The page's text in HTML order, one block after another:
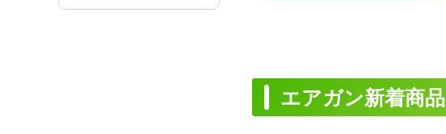
エアガン新着商品